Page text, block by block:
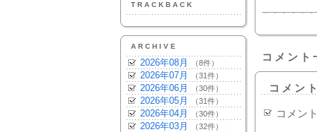
TRACKBACK
ARCHIVE
2026年08月 （8件）
2026年07月 （31件）
2026年06月 （30件）
2026年05月 （31件）
2026年04月 （30件）
2026年03月 （32件）
コメント
コメン
コメン